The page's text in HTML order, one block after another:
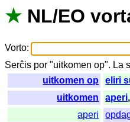
★ NL/EO
Vorto:
Serĉis por "uitkomen op". La
uitkomen op
eliri
uitkomen
aperi
aperi